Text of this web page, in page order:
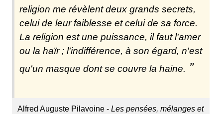
religion me révèlent deux grands secrets,
celui de leur faiblesse et celui de sa force.
La religion est une puissance, il faut l'amer
ou la haïr ; l'indifférence, à son égard, n'est
qu'un masque dont se couvre la haine.
Alfred Auguste Pilavoine -Les pensées, mélanges et